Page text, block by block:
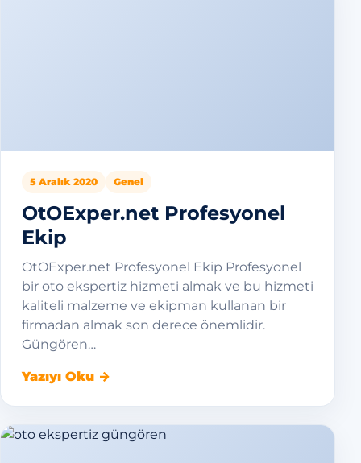
5 Aralık 2020 Genel
OtOExper.net Profesyonel
Ekip
OtOExper.net Profesyonel Ekip Profesyonel
bir oto ekspertiz hizmeti almak ve bu hizmeti
kaliteli malzeme ve ekipman kullanan bir
firmadan almak son derece önemlidir.
Güngören…
Yazıyı Oku →